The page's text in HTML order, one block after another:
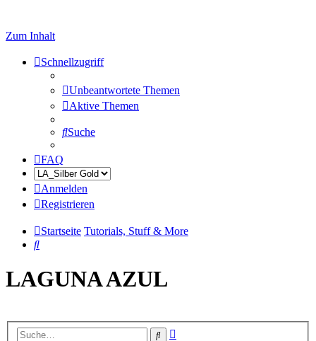
Zum Inhalt
Schnellzugriff
Unbeantwortete Themen
Aktive Themen
Suche
FAQ
Anmelden
Registrieren
Startseite Tutorials, Stuff & More
Suche
LAGUNA AZUL
Suche